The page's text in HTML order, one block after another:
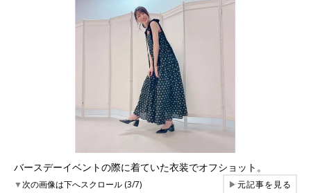
バースデーイベントの際に着ていた衣装でオフショット。
▼次の画像は下へスクロール (3/7) ▶元記事を見る